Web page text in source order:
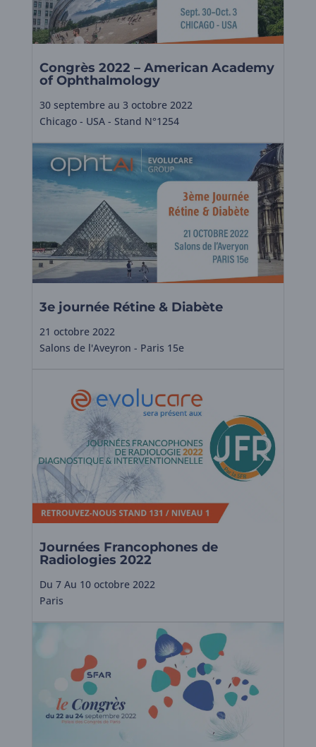
Congrès 2022 – American Academy
of Ophthalmology
30 septembre au 3 octobre 2022
Chicago - USA - Stand N°1254
3e journée Rétine & Diabète
21 octobre 2022
Salons de l'Aveyron - Paris 15e
Journées Francophones de
Radiologies 2022
Du 7 Au 10 octobre 2022
Paris